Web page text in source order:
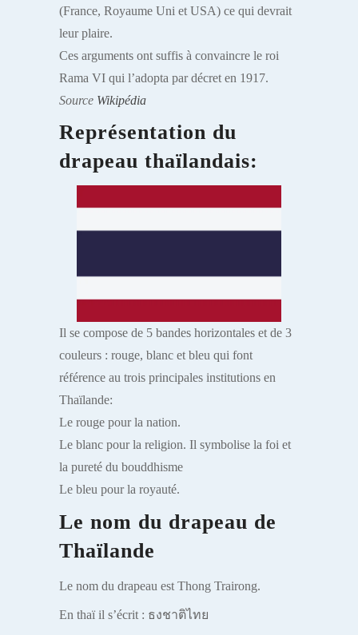
(France, Royaume Uni et USA) ce qui devrait
leur plaire.
Ces arguments ont suffis à convaincre le roi
Rama VI qui l’adopta par décret en 1917.
Source Wikipédia
Représentation du
drapeau thaïlandais:
Il se compose de 5 bandes horizontales et de 3
couleurs : rouge, blanc et bleu qui font
référence au trois principales institutions en
Thaïlande:
Le rouge pour la nation.
Le blanc pour la religion. Il symbolise la foi et
la pureté du bouddhisme
Le bleu pour la royauté.
Le nom du drapeau de
Thaïlande
Le nom du drapeau est Thong Trairong.
En thaï il s’écrit : ธงชาติไทย